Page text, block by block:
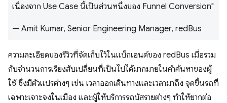
เนื่องจาก Use Case นี้เป็นส่วนหนึ่งของ Funnel Conversion"
— Amit Kumar, Senior Engineering Manager, redBus
ความละเอียดของรีวิวที่จัดเก็บไว้ในแบ็กเอนด์ของ redBus เมื่อรวม
กับจำนวนการเรียงสับเปลี่ยนที่เป็นไปได้มากมายในคำค้นหาของผู้
ใช้ ซึ่งมีตัวแปรต่างๆ เช่น เวลาออกเดินทางและเวลามาถึง จุดขึ้นรถที่
เฉพาะเจาะจงในเมือง และผู้ให้บริการรถบัสรายต่างๆ ทำให้ยากต่อ